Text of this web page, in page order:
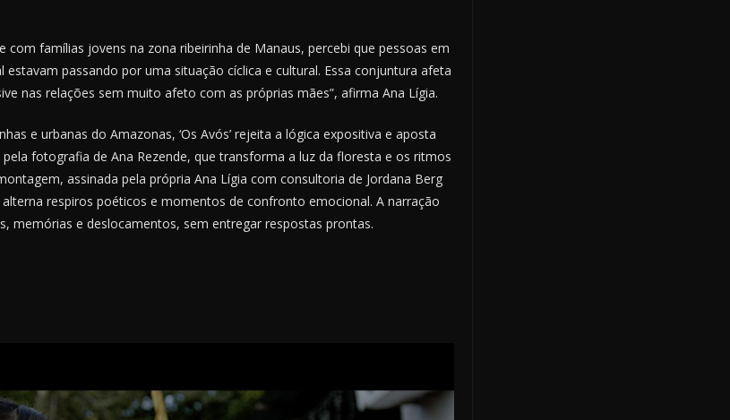
com famílias jovens na zona ribeirinha de Manaus, percebi que pessoas em
passando por uma situação cíclica e cultural. Essa conjuntura afeta
nas relações sem muito afeto com as próprias mães”, afirma Ana Lígia.
e urbanas do Amazonas, ‘Os Avós’ rejeita a lógica expositiva e aposta
fotografia de Ana Rezende, que transforma a luz da floresta e os ritmos
assinada pela própria Ana Lígia com consultoria de Jordana Berg
respiros poéticos e momentos de confronto emocional. A narração
memórias e deslocamentos, sem entregar respostas prontas.